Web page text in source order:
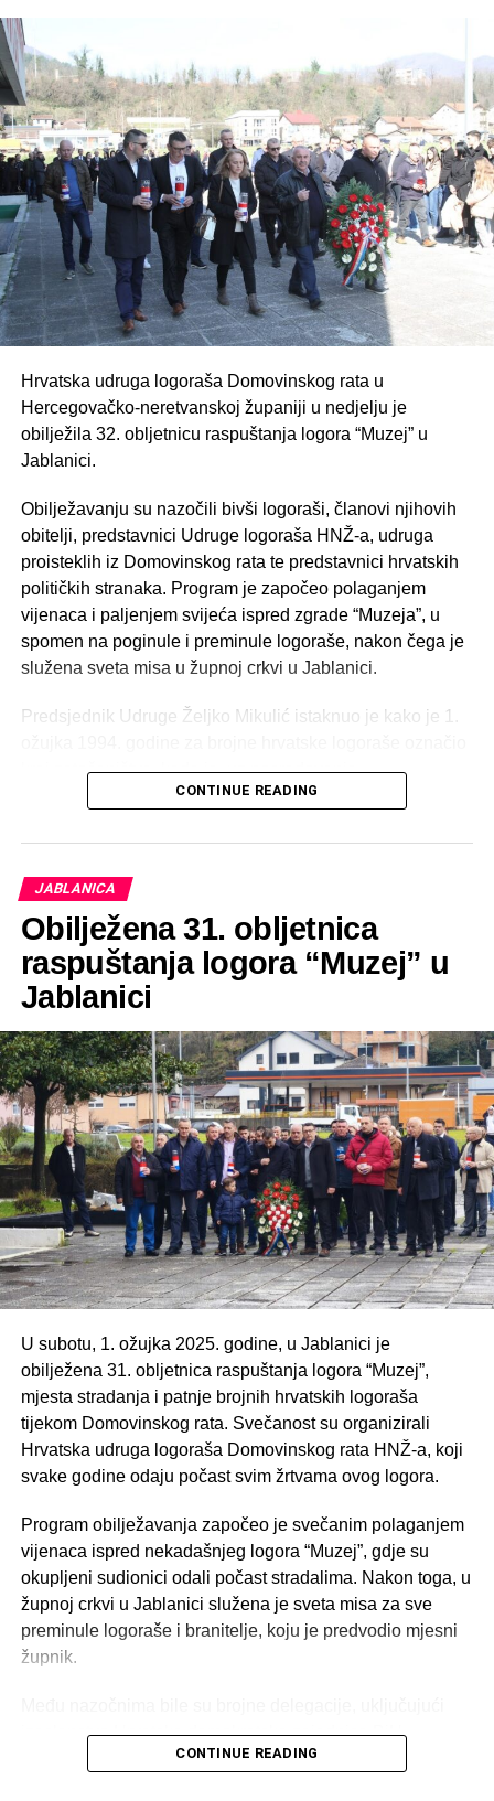
Prema dodatnim informacijama koje prenosi Bljesak.info,
osoba osumnjičena za verbalni napad pronađena je i
lišena slobode. Glasnogovornica MUP-a Hercegovačko-
neretvanske županije Ilijana Miloš potvrdila je kako je
riječ o osobi inicijala A. G. (1982.). Policijska stanica
Jablanica zaprimila je prijavu oko 12:50 sati da je jedna
osoba iz vozila u pokretu povišenim tonom upućivala
pogrdne i uvredljive riječi katoličkom svećeniku i još
jednoj osobi.
Očevid i daljnje rasvjetljavanje okolnosti događaja su u
tijeku.
“Prije svega, želim pojasniti kako ja osobno, kao domaći
župnik, nisam bio meta spomenutog napada, niti sam
sudjelovao u navedenom incidentu. S obzirom na to da su
pogrešan dojam u javnosti da se radilo o napadu na
jablaničkog župnika, što želim demantirati. Mnoštvo ljudi
sa svih strani su me pozivali kao jablaničkog župnika
misleći da sam doživio napad i verbalno vrijeđanje”
Hrvatska udruga logoraša Domovinskog rata u
Hercegovačko-neretvanskoj županiji u nedjelju je
obilježila 32. obljetnicu raspuštanja logora “Muzej” u
Jablanici.
Obilježavanju su nazočili bivši logoraši, članovi njihovih
obitelji, predstavnici Udruge logoraša HNŽ-a, udruga
proisteklih iz Domovinskog rata te predstavnici hrvatskih
političkih stranaka. Program je započeo polaganjem
vijenaca i paljenjem svijeća ispred zgrade “Muzeja”, u
spomen na poginule i preminule logoraše, nakon čega je
služena sveta misa u župnoj crkvi u Jablanici.
Predsjednik Udruge Željko Mikulić istaknuo je kako je 1.
kraj zatočeništva, kada je, uz posredovanje
međunarodnih organizacija, izvršena razmjena
600 branitelja i civila s područja Jablanice i okolice, među
kojima 88 pripadnika HVO-a te veći broj žena, starijih
osoba i djece. Najmlađe dijete imalo je svega 28 dana.
Iz Udruge poručuju kako je obilježavanje obljetnice dio
trajnog nastojanja očuvanja kulture sjećanja i svjedočenja
o stradanju zatočenika, podsjećajući na teške uvjete
boravka, prisilni rad i zlostavljanja.
Logor “Muzej” formiran je 15. travnja 1993. godine prema
nalogu ratnog Predsjedništva općine Jablanica, kada su
uhićeni i bez obrazloženja u logor dovedeni Hrvati s
područja općine i okolnih mjesta.
CONTINUE READING
JABLANICA
Obilježena 31. obljetnica
raspuštanja logora “Muzej” u
Jablanici
U subotu, 1. ožujka 2025. godine, u Jablanici je
obilježena 31. obljetnica raspuštanja logora “Muzej”,
mjesta stradanja i patnje brojnih hrvatskih logoraša
tijekom Domovinskog rata. Svečanost su organizirali
Hrvatska udruga logoraša Domovinskog rata HNŽ-a, koji
svake godine odaju počast svim žrtvama ovog logora.
Program obilježavanja započeo je svečanim polaganjem
vijenaca ispred nekadašnjeg logora “Muzej”, gdje su
okupljeni sudionici odali počast stradalima. Nakon toga, u
župnoj crkvi u Jablanici služena je sveta misa za sve
preminule logoraše i branitelje, koju je predvodio mjesni
župnik.
izaslanstvo Hrvatske demokratske zajednice BiH,
predvođeno glavnim tajnikom HDZ-a BiH Goranom
CONTINUE READING